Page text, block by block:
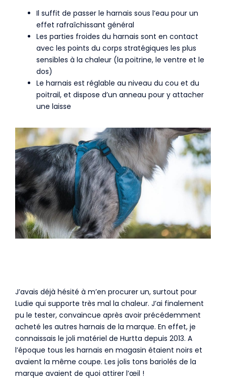
Il suffit de passer le harnais sous l’eau pour un
effet rafraîchissant général
Les parties froides du harnais sont en contact
avec les points du corps stratégiques les plus
sensibles à la chaleur (la poitrine, le ventre et le
dos)
Le harnais est réglable au niveau du cou et du
poitrail, et dispose d’un anneau pour y attacher
une laisse
J’avais déjà hésité à m’en procurer un, surtout pour
Ludie qui supporte très mal la chaleur. J’ai finalement
pu le tester, convaincue après avoir précédemment
acheté les autres harnais de la marque. En effet, je
connaissais le joli matériel de Hurtta depuis 2013. A
l’époque tous les harnais en magasin étaient noirs et
avaient la même coupe. Les jolis tons bariolés de la
marque avaient de quoi attirer l’œil !